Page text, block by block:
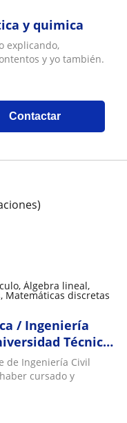
y quimica
explicando,
y yo también.
Contactar
Álgebra lineal,
Matemáticas discretas
/ Ingeniería
Técnica
de Ingeniería Civil
cursado y